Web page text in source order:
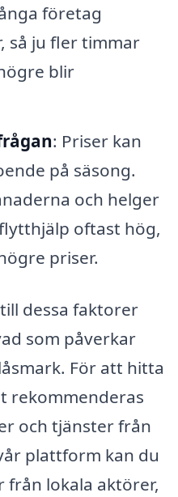
företag
så ju fler timmar
blir
: Priser kan
på säsong.
och helger
oftast hög,
priser.
dessa faktorer
som påverkar
För att hitta
rekommenderas
och tjänster från
plattform kan du
lokala aktörer,